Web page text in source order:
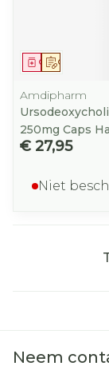
Op
Geneesmiddel
Amdipharm
250mg Caps
€ 27,95
Niet
Neem